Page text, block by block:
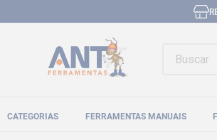
CATEGORIAS FERRAMENTAS MANUAIS